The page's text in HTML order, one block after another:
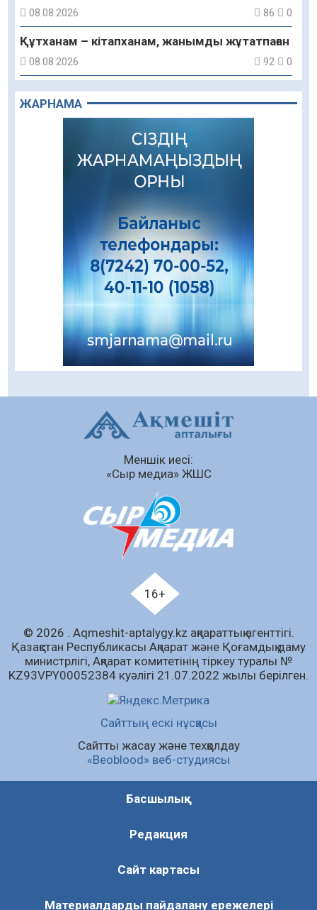
08.08.2026 86 0
Құтханам – кітапханам, жанымды жұтатпаған
08.08.2026 92 0
Құрылыс қарқыны – қала дамуының айғағы
08.08.2026
Зәулім ғимараттарда туған жерді түлеткен
азаматтардың қолтаңбасы бар
Еңбегі ерлікпен тең мамандық
Даналықтың шырағданы, ой-сананың
шамшырағы
08.08.2026
Кенеге қарсы залалсыздандыру жұмыстары
жүргізілуде
07.08.2026
Сыбайлас жемқорлық
Аумақтан тыс соттылық – сот төрелігінің
ашықтығы мен қолжетімділігін арттыру
«Дауыс беру учаскесін қалай табуға болады?»￼
07.08.2026 71 0
Барлық жаңалық
ЖАРНАМА
Меншік иесі:
«Сыр медиа» ЖШС
16+
© 2026 . Аqmeshit-aptalygy.kz ақпараттық агенттігі.
Қазақстан Республикасы Ақпарат және Қоғамдық даму
министрлігі, Ақпарат комитетінің тіркеу туралы №
KZ93VPY00052384 куәлігі 21.07.2022 жылы берілген.
Сайттың ескі нұсқасы
Сайтты жасау және техқолдау
«Beoblood» веб-студиясы
Басшылық
Редакция
Сайт картасы
Материалдарды пайдалану ережелері